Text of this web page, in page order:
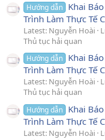
Hướng dẫn Khai
Trình Làm Thực Tế
Latest: Nguyễn Hoài
Thủ tục hải quan
Hướng dẫn Khai
Trình Làm Thực Tế
Latest: Nguyễn Hoài
Thủ tục hải quan
Hướng dẫn Khai
Trình Làm Thực Tế
Latest: Nguyễn Hoài